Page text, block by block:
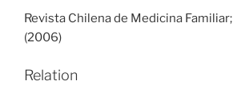
Revista Chilena de Medicina Familiar;
(2006)
Relation